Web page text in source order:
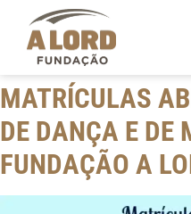
content
MATRÍCULAS
DE DANÇA E DE
FUNDAÇÃO A